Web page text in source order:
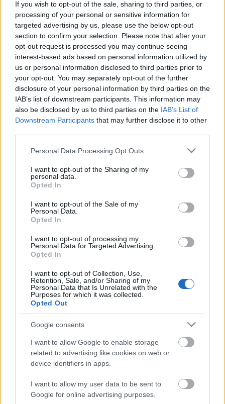
If you wish to opt-out of the sale, sharing to third parties, or
processing of your personal or sensitive information for
targeted advertising by us, please use the below opt-out
section to confirm your selection. Please note that after your
opt-out request is processed you may continue seeing
interest-based ads based on personal information utilized by
us or personal information disclosed to third parties prior to
your opt-out. You may separately opt-out of the further
disclosure of your personal information by third parties on the
IAB’s list of downstream participants. This information may
also be disclosed by us to third parties on the IAB’s List of
Downstream Participants that may further disclose it to other
Please note that this website/app uses one or more Google
not limited to your visit or usage behaviour. You may click to
grant or deny consent to Google and its third-party tags to
use your data for below specified purposes in below Google
consent section.
Personal Data Processing Opt Outs
I want to opt-out of the Sharing of my
personal data.
Opted In
I want to opt-out of the Sale of my
Personal Data.
Opted In
I want to opt-out of processing my
Personal Data for Targeted Advertising.
Opted In
I want to opt-out of Collection, Use,
Retention, Sale, and/or Sharing of my
Personal Data that Is Unrelated with the
Purposes for which it was collected.
Opted Out
Google consents
I want to allow Google to enable storage
related to advertising like cookies on web or
device identifiers in apps.
I want to allow my user data to be sent to
Google for online advertising purposes.
Megvannak a POLICE Rebel Yell Zenei
Tehetségkutató győztesei!
Recorder.hu 2017. november 27.
(X) Lezárult a POLICE Rebel Yell zenei tehetségkutató:
a Papp Szabiból (Supernem), Anga-Kis Mikiből
(USEME) és Frankó Roni zenei újságíróból álló
szakmai zsűri a Jackie’s Gunt választotta végső
győztesnek, míg a hallgatóság az Emma Undressed
zenekarnak ítélte oda a közönségdíjas címet.